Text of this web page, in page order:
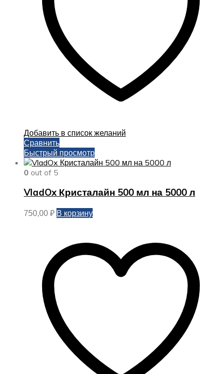
Добавить в список желаний
Сравнить
Быстрый просмотр
0 out of 5
VladOx Кристалайн 500 мл на 5000 л
750,00 ₽ В корзину